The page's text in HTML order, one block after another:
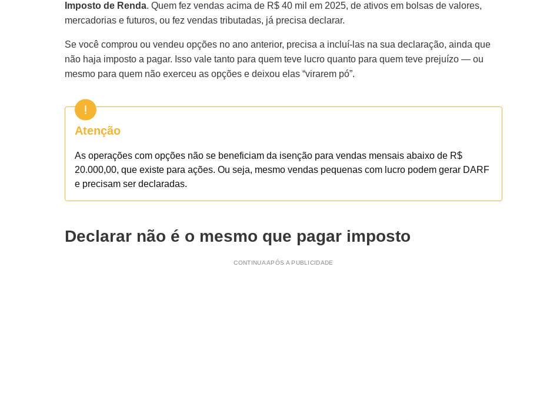
Imposto de Renda. Quem fez vendas acima de R$ 40 mil em 2025, de ativos em bolsas de valores,
mercadorias e futuros, ou fez vendas tributadas, já precisa declarar.
Se você comprou ou vendeu opções no ano anterior, precisa a incluí-las na sua declaração, ainda que
não haja imposto a pagar. Isso vale tanto para quem teve lucro quanto para quem teve prejuízo — ou
mesmo para quem não exerceu as opções e deixou elas “virarem pó”.
Atenção
As operações com opções não se beneficiam da isenção para vendas mensais abaixo de R$
20.000,00, que existe para ações. Ou seja, mesmo vendas pequenas com lucro podem gerar DARF
e precisam ser declaradas.
Declarar não é o mesmo que pagar imposto
CONTINUA APÓS A PUBLICIDADE